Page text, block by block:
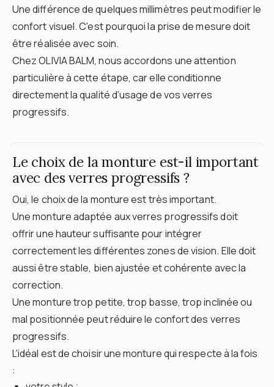
Une différence de quelques millimètres peut modifier le
confort visuel. C'est pourquoi la prise de mesure doit
être réalisée avec soin.
Chez OLIVIA BALM, nous accordons une attention
particulière à cette étape, car elle conditionne
directement la qualité d'usage de vos verres
progressifs.
Le choix de la monture est-il important
avec des verres progressifs ?
Oui, le choix de la monture est très important.
Une monture adaptée aux verres progressifs doit
offrir une hauteur suffisante pour intégrer
correctement les différentes zones de vision. Elle doit
aussi être stable, bien ajustée et cohérente avec la
correction.
Une monture trop petite, trop basse, trop inclinée ou
mal positionnée peut réduire le confort des verres
progressifs.
L'idéal est de choisir une monture qui respecte à la fois
: